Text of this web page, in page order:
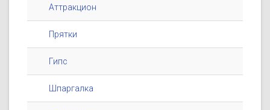
Аттракцион
Прятки
Гипс
Шпаргалка